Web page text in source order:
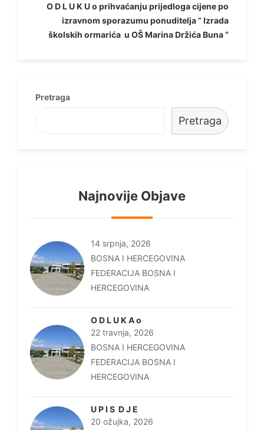
O D L U K U o prihvaćanju prijedloga cijene po
izravnom sporazumu ponuditelja ” Izrada
školskih ormarića u OŠ Marina Držića Buna “
Pretraga
Pretraga
Najnovije Objave
14 srpnja, 2026
BOSNA I HERCEGOVINA
FEDERACIJA BOSNA I
HERCEGOVINA
O D L U K A o
22 travnja, 2026
BOSNA I HERCEGOVINA
FEDERACIJA BOSNA I
HERCEGOVINA
U P I S D J E
20 ožujka, 2026